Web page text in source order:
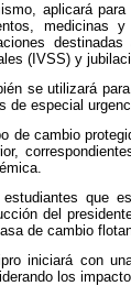
aplicará
medicinas
(IVSS) y
se utilizará
de especial
de cambio
que
del
de cambio
iniciará con
los